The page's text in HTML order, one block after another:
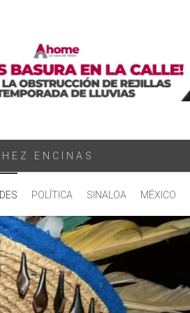
ENCINAS
POLÍTICA SINALOA MÉXICO